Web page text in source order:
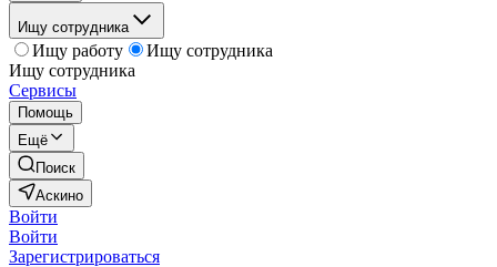
Ищу сотрудника
Ищу работу
Ищу сотрудника
Ищу сотрудника
Сервисы
Помощь
Ещё
Поиск
Аскино
Войти
Войти
Зарегистрироваться